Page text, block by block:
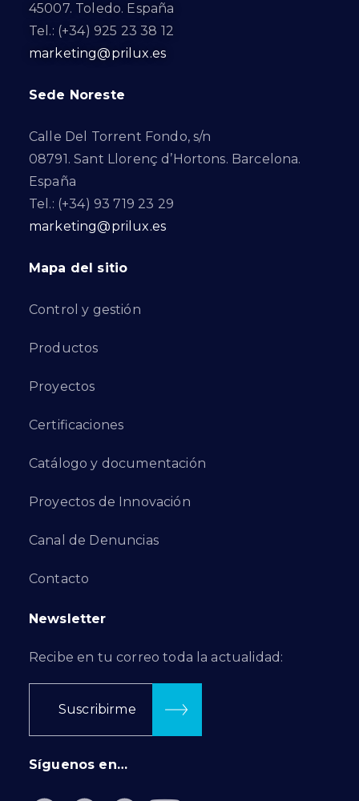
45007. Toledo. España
Tel.: (+34) 925 23 38 12
marketing@prilux.es
Sede Noreste
Calle Del Torrent Fondo, s/n
08791. Sant Llorenç d’Hortons. Barcelona.
España
Tel.: (+34) 93 719 23 29
marketing@prilux.es
Mapa del sitio
Control y gestión
Productos
Proyectos
Certificaciones
Catálogo y documentación
Proyectos de Innovación
Canal de Denuncias
Contacto
Newsletter
Recibe en tu correo toda la actualidad:
Suscribirme
Síguenos en…